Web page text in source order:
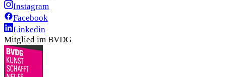
Instagram
Facebook
Linkedin
Mitglied im BVDG